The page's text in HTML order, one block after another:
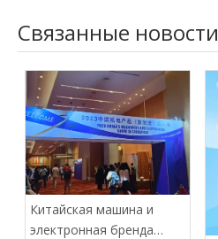
Связанные новости
Китайская машина и
электронная бренда